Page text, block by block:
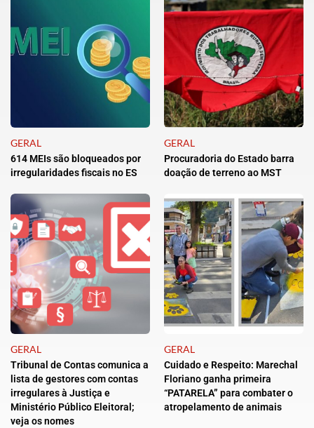
GERAL
614 MEIs são bloqueados por
irregularidades fiscais no ES
GERAL
Procuradoria do Estado barra
doação de terreno ao MST
GERAL
Tribunal de Contas comunica a
lista de gestores com contas
irregulares à Justiça e
Ministério Público Eleitoral;
veja os nomes
GERAL
Cuidado e Respeito: Marechal
Floriano ganha primeira
“PATARELA” para combater o
atropelamento de animais